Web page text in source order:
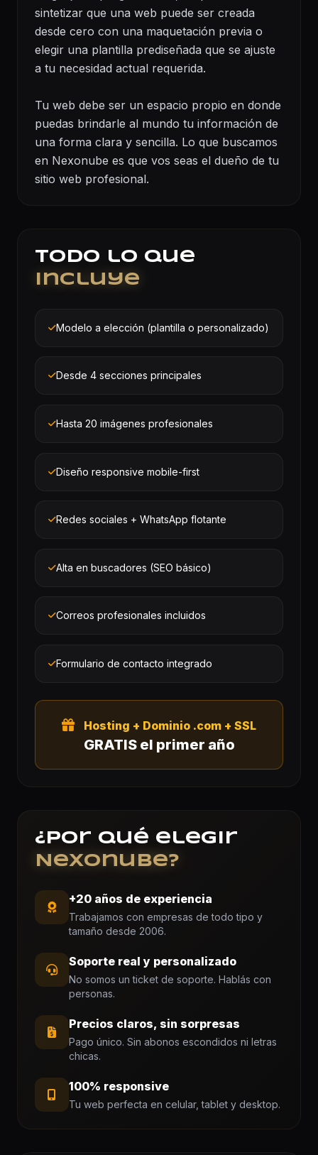
sintetizar que una web puede ser creada
desde cero con una maquetación previa o
elegir una plantilla prediseñada que se ajuste
a tu necesidad actual requerida.
Tu web debe ser un espacio propio en donde
puedas brindarle al mundo tu información de
una forma clara y sencilla. Lo que buscamos
en Nexonube es que vos seas el dueño de tu
sitio web profesional.
Todo lo que
incluye
Modelo a elección (plantilla o personalizado)
Desde 4 secciones principales
Hasta 20 imágenes profesionales
Diseño responsive mobile-first
Redes sociales + WhatsApp flotante
Alta en buscadores (SEO básico)
Correos profesionales incluidos
Formulario de contacto integrado
Hosting + Dominio .com + SSL
GRATIS el primer año
¿Por qué elegir
Nexonube?
+20 años de experiencia
Trabajamos con empresas de todo tipo y
tamaño desde 2006.
Soporte real y personalizado
No somos un ticket de soporte. Hablás con
personas.
Precios claros, sin sorpresas
Pago único. Sin abonos escondidos ni letras
chicas.
100% responsive
Tu web perfecta en celular, tablet y desktop.